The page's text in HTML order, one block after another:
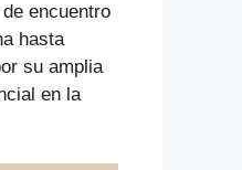
encuentro
hasta
su amplia
en la